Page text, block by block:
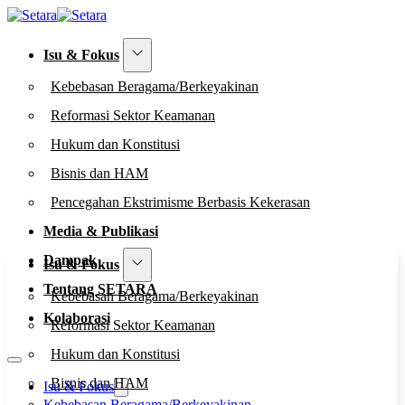
Isu & Fokus
Kebebasan Beragama/Berkeyakinan
Reformasi Sektor Keamanan
Hukum dan Konstitusi
Bisnis dan HAM
Pencegahan Ekstrimisme Berbasis Kekerasan
Media & Publikasi
Dampak
Tentang SETARA
Kolaborasi
Isu & Fokus
Isu & Fokus
Kebebasan Beragama/Berkeyakinan
Reformasi Sektor Keamanan
Hukum dan Konstitusi
Bisnis dan HAM